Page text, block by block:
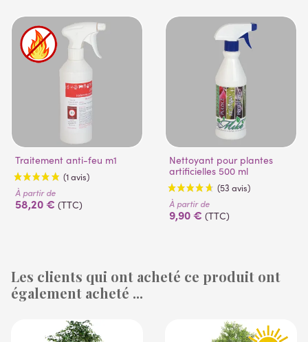
Traitement anti-feu m1
(1 avis)
À partir de
58,20 € (TTC)
Nettoyant pour plantes
artificielles 500 ml
À partir de
9,90 € (TTC)
Les clients qui ont acheté ce produit ont
également acheté ...